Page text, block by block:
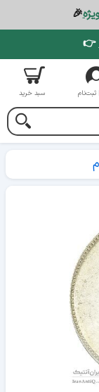
🎉
👉
ثبت‌نام سبد خرید